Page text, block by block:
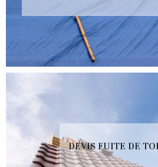
DEVIS FUITE DE